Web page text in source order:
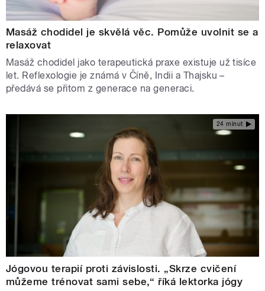
Masáž chodidel je skvělá věc. Pomůže uvolnit se a
relaxovat
Masáž chodidel jako terapeutická praxe existuje už tisíce
let. Reflexologie je známá v Číně, Indii a Thajsku –
předává se přitom z generace na generaci.
24 minut
Jógovou terapií proti závislosti. „Skrze cvičení
můžeme trénovat sami sebe,“ říká lektorka jógy